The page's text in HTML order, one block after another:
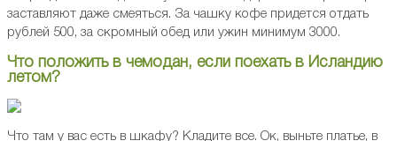
заставляют даже смеяться. За чашку кофе придется отдать
рублей 500, за скромный обед или ужин минимум 3000.
Что положить в чемодан, если поехать в Исландию
летом?
Что там у вас есть в шкафу? Кладите все. Ок, выньте платье, в